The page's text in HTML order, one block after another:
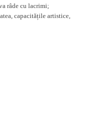
râde cu lacrimi;
capacitățile artistice,